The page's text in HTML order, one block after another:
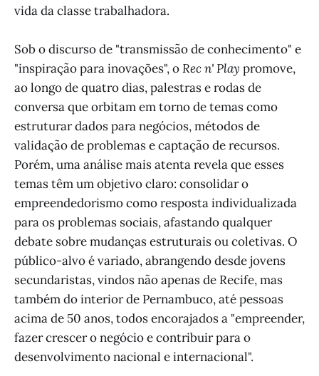
vida da classe trabalhadora.
Sob o discurso de "transmissão de conhecimento" e
"inspiração para inovações", oRec n' Play promove,
ao longo de quatro dias, palestras e rodas de
conversa que orbitam em torno de temas como
estruturar dados para negócios, métodos de
validação de problemas e captação de recursos.
Porém, uma análise mais atenta revela que esses
temas têm um objetivo claro: consolidar o
empreendedorismo como resposta individualizada
para os problemas sociais, afastando qualquer
debate sobre mudanças estruturais ou coletivas. O
público-alvo é variado, abrangendo desde jovens
secundaristas, vindos não apenas de Recife, mas
também do interior de Pernambuco, até pessoas
acima de 50 anos, todos encorajados a "empreender,
fazer crescer o negócio e contribuir para o
desenvolvimento nacional e internacional".